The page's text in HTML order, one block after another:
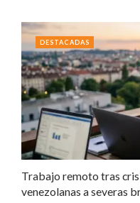
Trabajo remoto tras
venezolanas a severas
DESTACADAS